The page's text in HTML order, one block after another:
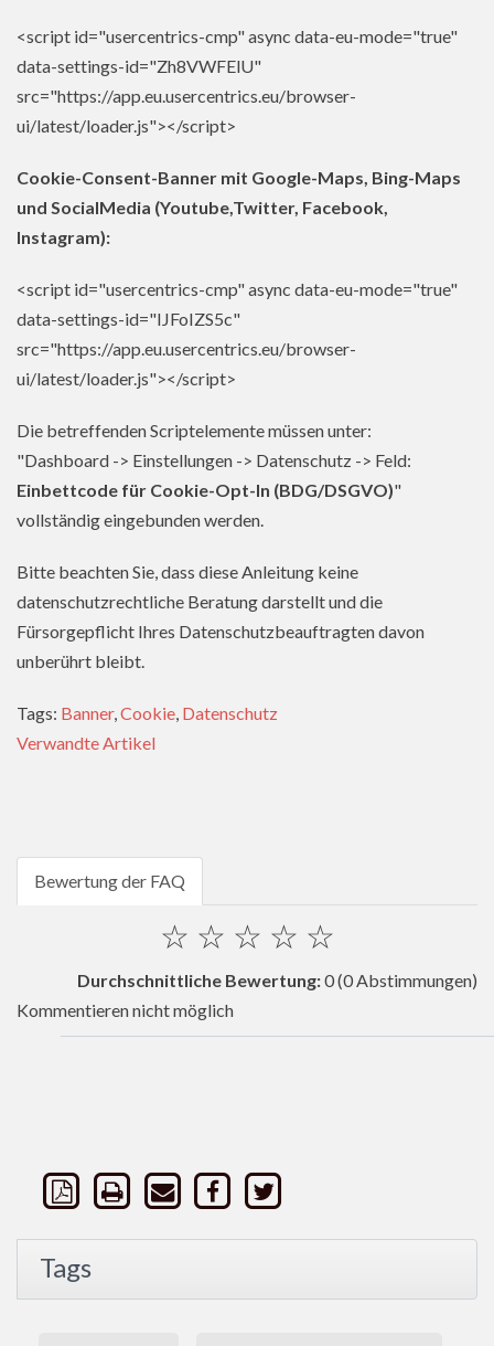
<script id="usercentrics-cmp" async data-eu-mode="true"
data-settings-id="Zh8VWFElU"
src="https://app.eu.usercentrics.eu/browser-
ui/latest/loader.js"></script>
Cookie-Consent-Banner mit Google-Maps, Bing-Maps
und SocialMedia (Youtube,Twitter, Facebook,
Instagram):
<script id="usercentrics-cmp" async data-eu-mode="true"
data-settings-id="IJFoIZS5c"
src="https://app.eu.usercentrics.eu/browser-
ui/latest/loader.js"></script>
Die betreffenden Scriptelemente müssen unter:
"Dashboard -> Einstellungen -> Datenschutz -> Feld:
Einbettcode für Cookie-Opt-In (BDG/DSGVO)"
vollständig eingebunden werden.
Bitte beachten Sie, dass diese Anleitung keine
datenschutzrechtliche Beratung darstellt und die
Fürsorgepflicht Ihres Datenschutzbeauftragten davon
unberührt bleibt.
Tags: Banner,Cookie, Datenschutz
Verwandte Artikel
Bewertung der FAQ
☆
☆
☆
☆
☆
Durchschnittliche Bewertung:0(0 Abstimmungen)
Kommentieren nicht möglich
Tags